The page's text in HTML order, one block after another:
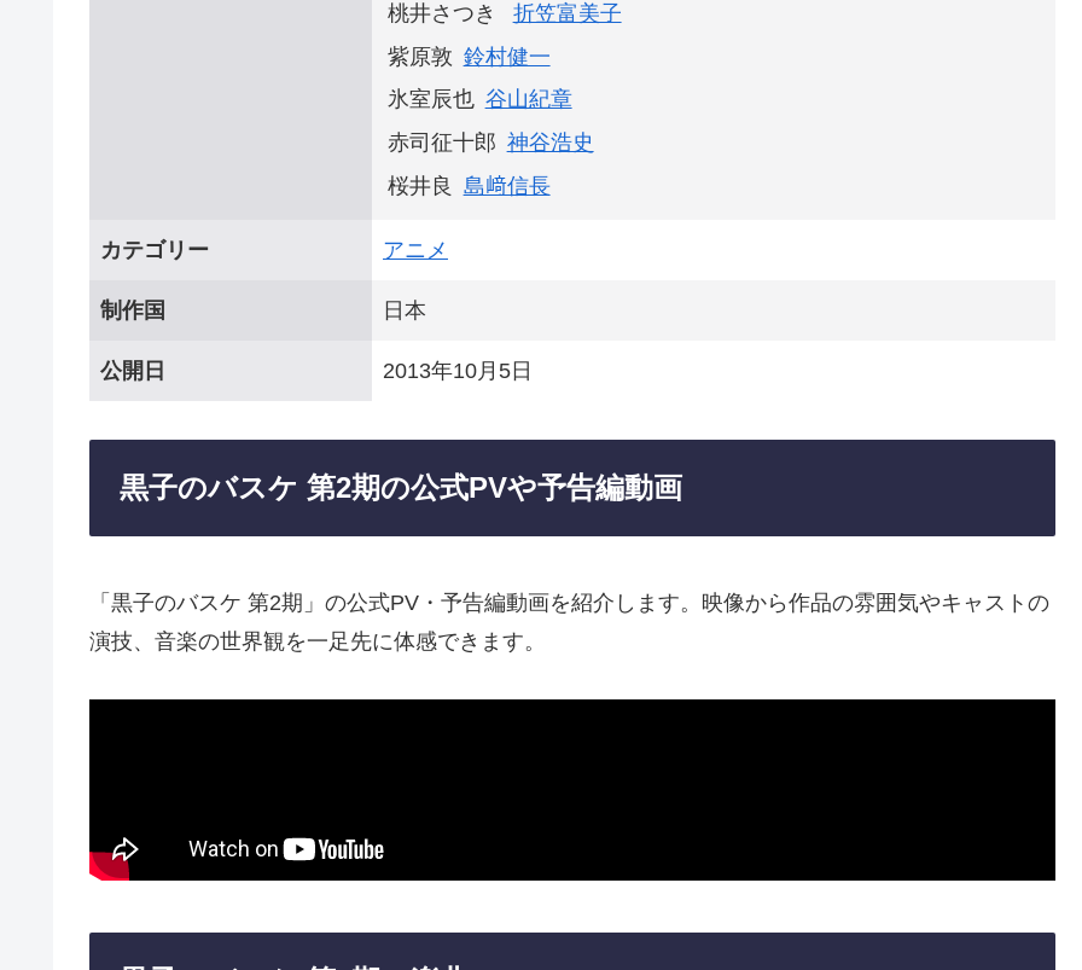
桃井さつき
折笠富美子
紫原敦 鈴村健一
氷室辰也 谷山紀章
赤司征十郎 神谷浩史
桜井良 島﨑信長
カテゴリー アニメ
制作国 日本
公開日 2013年10月5日
黒子のバスケ 第2期の公式PVや予告編動画
「黒子のバスケ 第2期」の公式PV・予告編動画を紹介します。映像から作品の雰囲気やキャストの
演技、音楽の世界観を一足先に体感できます。